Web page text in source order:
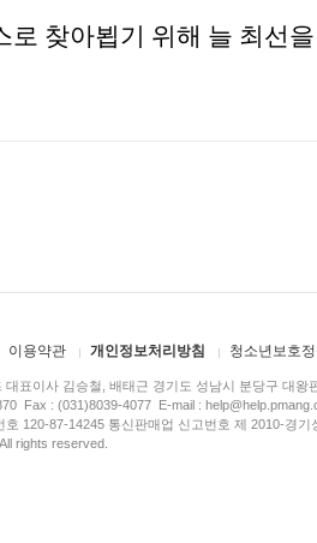
로 찾아뵙기 위해 늘 최선
이용약관 개인정보처리방침 청소년보호
대표이사 김승철, 배태근 경기도 성남시 분당구 대왕
Fax : (031)8039-4077 E-mail :
호 120-87-14245 통신판매업 신고번호 제 2010-경
rights reserved.